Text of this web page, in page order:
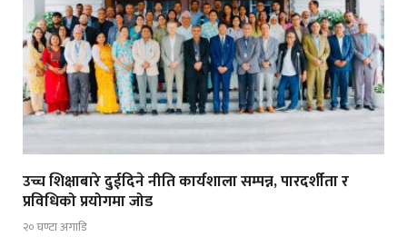
उच्च शिक्षाबारे दुईदिने नीति कार्यशाला सम्पन्न, पारदर्शीता र
प्रविधिको प्रयोगमा जोड
२० घण्टा अगाडि